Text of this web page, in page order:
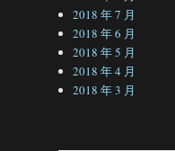
2018 年 7 月
2018 年 6 月
2018 年 5 月
2018 年 4 月
2018 年 3 月